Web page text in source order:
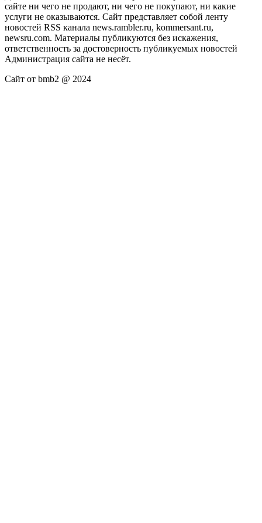
сайте ни чего не продают, ни чего не покупают, ни какие
услуги не оказываются. Сайт представляет собой ленту
новостей RSS канала news.rambler.ru, kommersant.ru,
newsru.com. Материалы публикуются без искажения,
ответственность за достоверность публикуемых новостей
Администрация сайта не несёт.
Сайт от bmb2 @ 2024